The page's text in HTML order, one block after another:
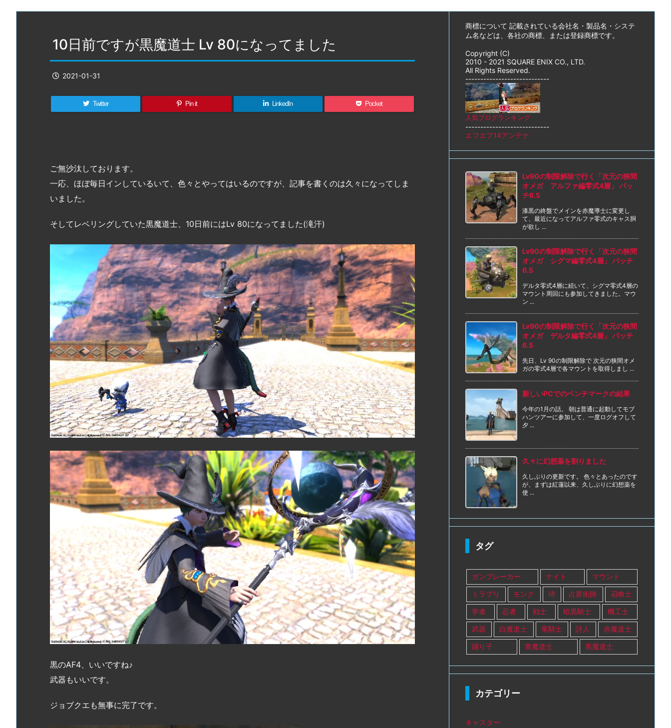
10日前ですが黒魔道士 Lv 80になってました
2021-01-31
Twitter Pin it LinkedIn Pocket
ご無沙汰しております。
一応、ほぼ毎日インしているいて、色々とやってはいるのですが、記事を書くのは久々になってしま
いました。
そしてレベリングしていた黒魔道士、10日前にはLv 80になってました(滝汗)
黒のAF4、いいですね♪
武器もいいです。
ジョブクエも無事に完了です。
商標について 記載されている会社名・製品名・システ
ム名などは、各社の商標、または登録商標です。
Copyright (C)
2010 - 2021 SQUARE ENIX CO., LTD.
All Rights Reserved.
----------------------------
人気ブログランキング
----------------------------
エフエフ14アンテナ
Lv90の制限解除で行く「次元の狭間
オメガ アルファ編零式4層」 パッ
チ6.5
漆黒の終盤でメインを赤魔導士に変更し
て、最近になってアルファ零式のキャス胴
が欲し ...
Lv90の制限解除で行く「次元の狭間
オメガ シグマ編零式4層」 パッチ
6.5
デルタ零式4層に続いて、シグマ零式4層の
マウント周回にも参加してきました。マウ
ン ...
Lv90の制限解除で行く「次元の狭間
オメガ デルタ編零式4層」 パッチ
6.5
先日、Lv 90の制限解除で 次元の狭間オメ
ガの零式4層で各マウントを取得しまし ...
新しいPCでのベンチマークの結果
今年の1月の話。 朝は普通に起動してモブ
ハンツアーに参加して、一度ログオフして
夕 ...
久々に幻想薬を割りました
久しぶりの更新です。 色々とあったのです
が、まずは紅蓮以来、久しぶりに幻想薬を
使 ...
タグ
ガンブレーカー ナイト マウント
ミラプリ モンク 侍 占星術師 召喚士
学者 忍者 戦士 暗黒騎士 機工士
武器 白魔道士 竜騎士 詩人 赤魔道士
踊り子 青魔道士 黒魔道士
カテゴリー
キャスター